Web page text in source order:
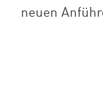
neuen